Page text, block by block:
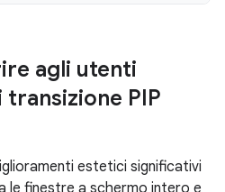
agli utenti
PIP
estetici significativi
le finestre a schermo intero e